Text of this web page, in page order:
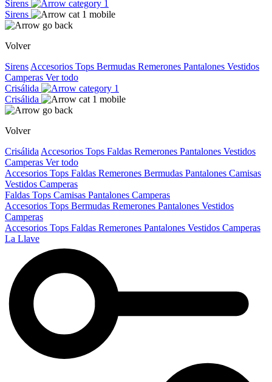
Sirens
Sirens
Volver
Sirens Accesorios Tops Bermudas Remerones Pantalones Vestidos
Camperas Ver todo
Crisálida
Crisálida
Volver
Crisálida Accesorios Tops Faldas Remerones Pantalones Vestidos
Camperas Ver todo
Accesorios Tops Faldas Remerones Bermudas Pantalones Camisas
Vestidos Camperas
Faldas Tops Camisas Pantalones Camperas
Accesorios Tops Bermudas Remerones Pantalones Vestidos
Camperas
Accesorios Tops Faldas Remerones Pantalones Vestidos Camperas
La Llave